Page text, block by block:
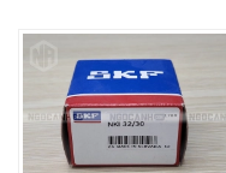
đến sản xuất số lượng
trường thay thế sau đó.